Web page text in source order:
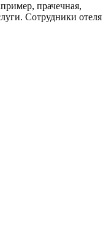
прачечная,
Сотрудники отеля